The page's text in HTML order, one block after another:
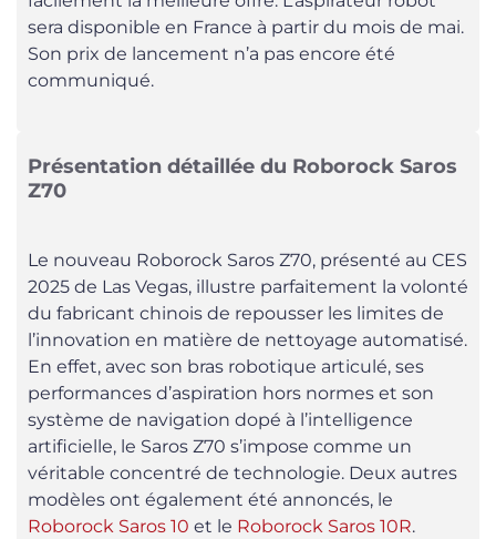
sera disponible en France à partir du mois de mai.
Son prix de lancement n’a pas encore été
communiqué.
Présentation détaillée du Roborock Saros
Z70
Le nouveau Roborock Saros Z70, présenté au CES
2025 de Las Vegas, illustre parfaitement la volonté
du fabricant chinois de repousser les limites de
l’innovation en matière de nettoyage automatisé.
En effet, avec son bras robotique articulé, ses
performances d’aspiration hors normes et son
système de navigation dopé à l’intelligence
artificielle, le Saros Z70 s’impose comme un
véritable concentré de technologie. Deux autres
modèles ont également été annoncés, le
Roborock Saros 10 et le Roborock Saros 10R.